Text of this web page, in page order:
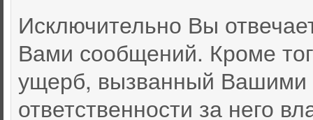
Исключительно Вы
Вами сообщений. Кроме
ущерб, вызванный Вашими
ответственности за него